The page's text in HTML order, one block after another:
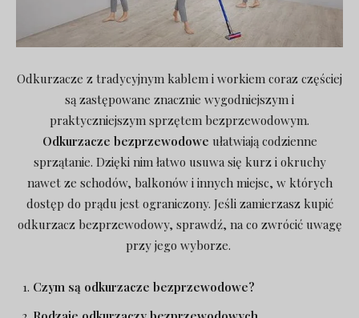
Odkurzacze z tradycyjnym kablem i workiem coraz częściej
są zastępowane znacznie wygodniejszym i
praktyczniejszym sprzętem bezprzewodowym.
Odkurzacze bezprzewodowe ułatwiają codzienne
sprzątanie. Dzięki nim łatwo usuwa się kurz i okruchy
nawet ze schodów, balkonów i innych miejsc, w których
dostęp do prądu jest ograniczony. Jeśli zamierzasz kupić
odkurzacz bezprzewodowy, sprawdź, na co zwrócić uwagę
przy jego wyborze.
Czym są odkurzacze bezprzewodowe?